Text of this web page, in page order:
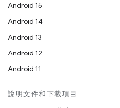
Android 15
Android 14
Android 13
Android 12
Android 11
說明文件和下載項目